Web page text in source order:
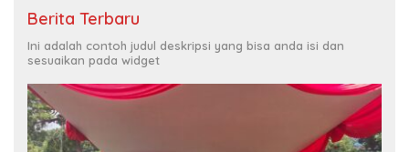
Berita Terbaru
Ini adalah contoh judul deskripsi yang bisa anda isi dan
sesuaikan pada widget